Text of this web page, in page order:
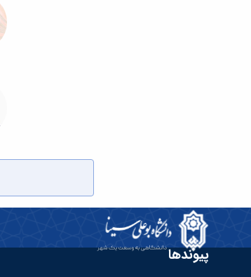
پیوندها